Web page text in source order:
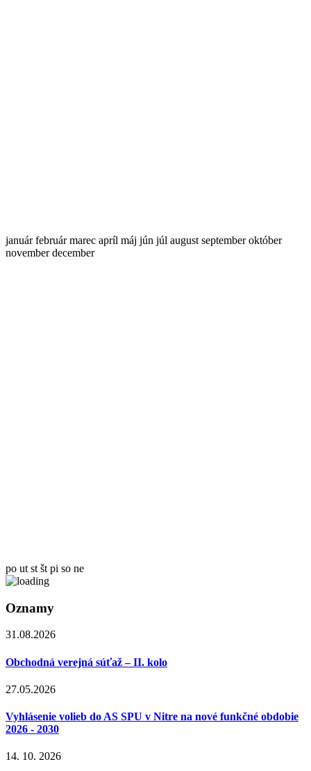
január február marec apríl máj jún júl august september október
november december
po ut st št pi so ne
Oznamy
31.08.2026
Obchodná verejná súťaž – II. kolo
27.05.2026
Vyhlásenie volieb do AS SPU v Nitre na nové funkčné obdobie
2026 - 2030
14. 10. 2026